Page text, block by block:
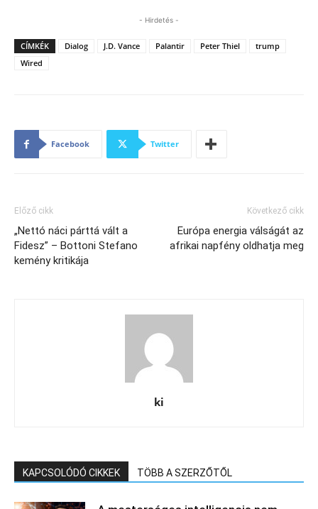
- Hirdetés -
CÍMKÉK Dialog J.D. Vance Palantir Peter Thiel
trump
Wired
Facebook Twitter
Előző cikk
„Nettó náci párttá vált a
Fidesz” – Bottoni Stefano
kemény kritikája
Következő cikk
Európa energia válságát az
afrikai napfény oldhatja meg
ki
KAPCSOLÓDÓ CIKKEK TÖBB A SZERZŐTŐL